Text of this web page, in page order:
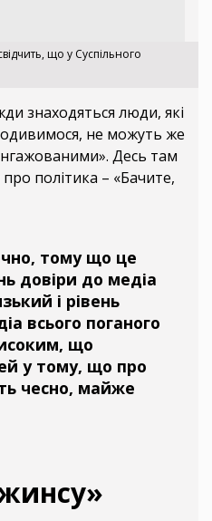
що у Суспільного
знаходяться люди, які
не можуть же
Десь там
політика – «Бачите,
тому що це
довіри до медіа
і рівень
всього поганого
що
у тому, що про
чесно, майже